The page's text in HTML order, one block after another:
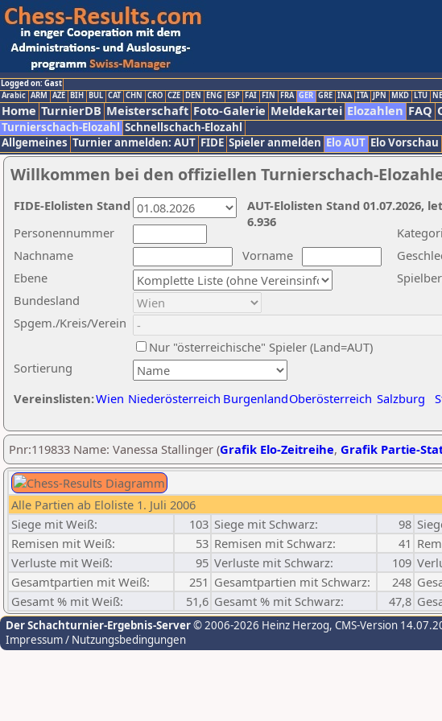
Logged on: Gast
Arabic ARM AZE BIH BUL CAT CHN CRO CZE DEN ENG ESP FAI FIN FRA GER GRE INA ITA JPN MKD LTU
Home TurnierDB Meisterschaft Foto-Galerie Meldekartei Elozahlen FAQ
Turnierschach-Elozahl Schnellschach-Elozahl
Allgemeines Turnier anmelden: AUT FIDE Spieler anmelden Elo AUT Elo Vorschau
Willkommen bei den offiziellen Turnierschach-
Nachname
Vorname
Ebene
Sortierung
Personennummer
Bundesland
Spgem./Kreis/Verein
Nur "österreichische" Spieler (Land=AUT)
Vereinslisten:Wien Niederösterreich BurgenlandOberösterreich Salzburg
AUT-Elolisten Stand 01.07.2026,
6.936
FIDE-Elolisten Stand
Pnr:119833 Name: Vanessa Stallinger (Grafik Elo-Zeitreihe, Grafik Partie-
Alle Partien ab Eloliste 1. Juli 2006
Siege mit Weiß:
103 Siege mit Schwarz: 98
Remisen mit Weiß:
53 Remisen mit Schwarz: 41
Verluste mit Weiß:
95 Verluste mit Schwarz: 109
Gesamtpartien mit Weiß:
251 Gesamtpartien mit Schwarz: 248
Gesamt % mit Weiß:
51,6 Gesamt % mit Schwarz: 47,8
Der Schachturnier-Ergebnis-Server© 2006-2026 Heinz Herzog, CMS-Version
Impressum / Nutzungsbedingungen